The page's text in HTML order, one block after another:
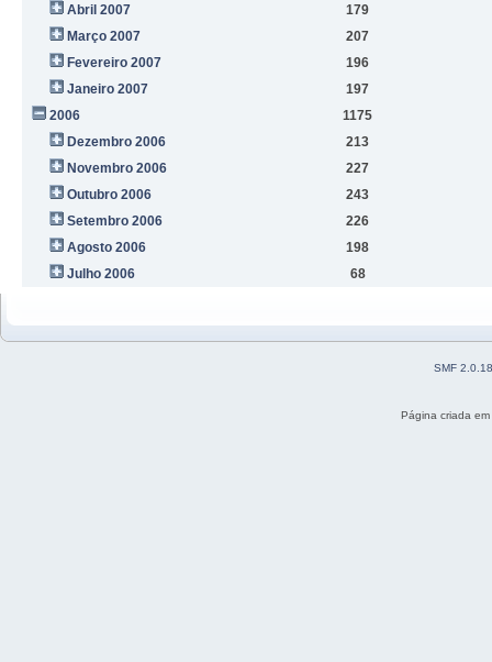
Abril 2007
179
Março 2007
207
Fevereiro 2007
196
Janeiro 2007
197
2006
1175
Dezembro 2006
213
Novembro 2006
227
Outubro 2006
243
Setembro 2006
226
Agosto 2006
198
Julho 2006
68
SMF 2.0.18
Página criada